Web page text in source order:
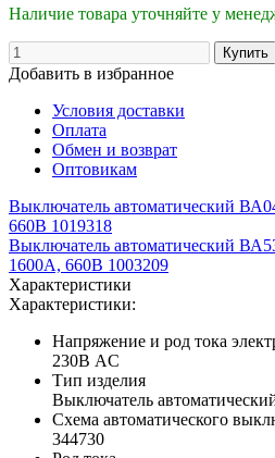
Наличие товара уточняйте у
Добавить в избранное
Условия доставки
Оплата
Обмен и возврат
Оптовикам
Выключатель автоматический
660В 1019318
Выключатель автоматический
1600А, 660В 1003209
Характеристики
Характеристики:
Напряжение и род тока
230В AC
Тип изделия
Выключатель
Схема автоматического
344730